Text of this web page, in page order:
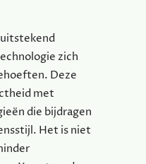
zich
Deze
met
die bijdragen
Het is niet